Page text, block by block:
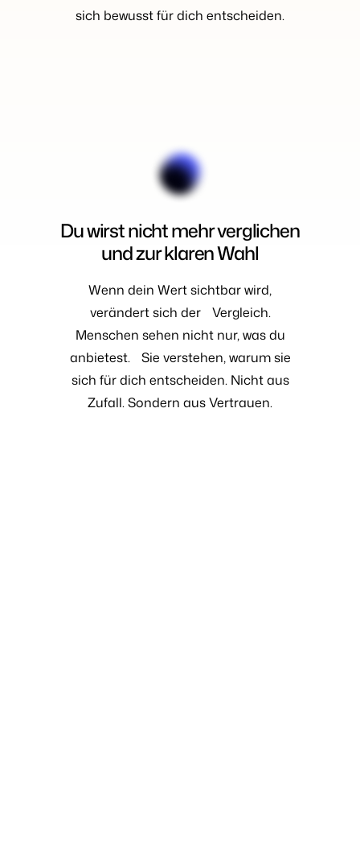
sich bewusst für dich entscheiden.
Du wirst nicht mehr verglichen
und zur klaren Wahl
Wenn dein Wert sichtbar wird,
verändert sich der Vergleich.
Menschen sehen nicht nur, was du
anbietest. Sie verstehen, warum sie
sich für dich entscheiden. Nicht aus
Zufall. Sondern aus Vertrauen.